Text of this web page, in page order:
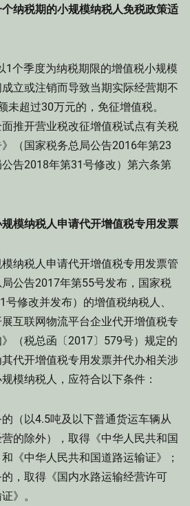
纳税期的小规模纳税人免税政策适
1个季度为纳税期限的增值税小规模
立或注销而导致当期实际经营期不
未超过30万元的，免征增值税。
面推开营业税改征增值税试点有关税
（国家税务总局公告2016年第23
告2018年第31号修改）第六条第
模纳税人申请代开增值税专用发票
纳税人申请代开增值税专用发票管
公告2017年第55号发布，国家税
修改并发布）的增值税纳税人、
展互联网物流平台企业代开增值税专
（税总函〔2017〕579号）规定的
代开增值税专用发票并代办相关涉
模纳税人，应符合以下条件：
（以4.5吨及以下普通货运车辆从
的除外），取得《中华人民共和国
《中华人民共和国道路运输证》；
，取得《国内水路运输经营许可
》。